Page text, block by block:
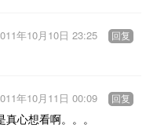
年10月10日 23:25 回复
心想看啊。。。
年10月11日 00:09 回复